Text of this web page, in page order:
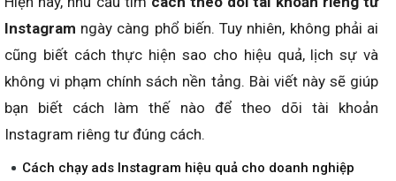
Instagram ngày càng phổ biến. Tuy nhiên, không phải ai
cũng biết cách thực hiện sao cho hiệu quả, lịch sự và
không vi phạm chính sách nền tảng. Bài viết này sẽ giúp
bạn biết cách làm thế nào để theo dõi tài khoản
Instagram riêng tư đúng cách.
Cách chạy ads Instagram hiệu quả cho doanh nghiệp